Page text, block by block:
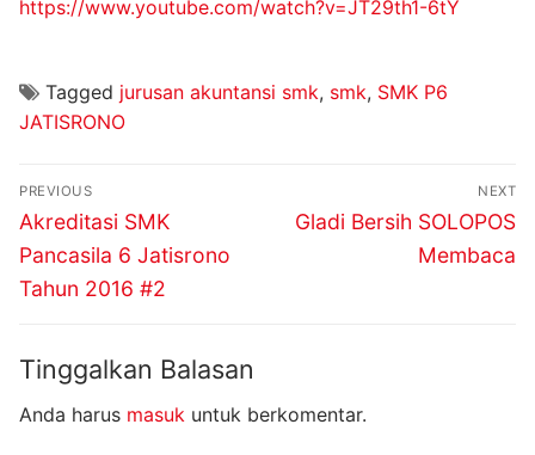
https://www.youtube.com/watch?v=JT29th1-6tY
Tagged jurusan akuntansi smk, smk, SMK P6
JATISRONO
Navigasi
pos
PREVIOUS
Previous
post:
Akreditasi SMK
Pancasila 6 Jatisrono
Tahun 2016 #2
NEXT
Next
Gladi Bersih SOLOPOS
Membaca
Tinggalkan Balasan
Anda harus masuk untuk berkomentar.